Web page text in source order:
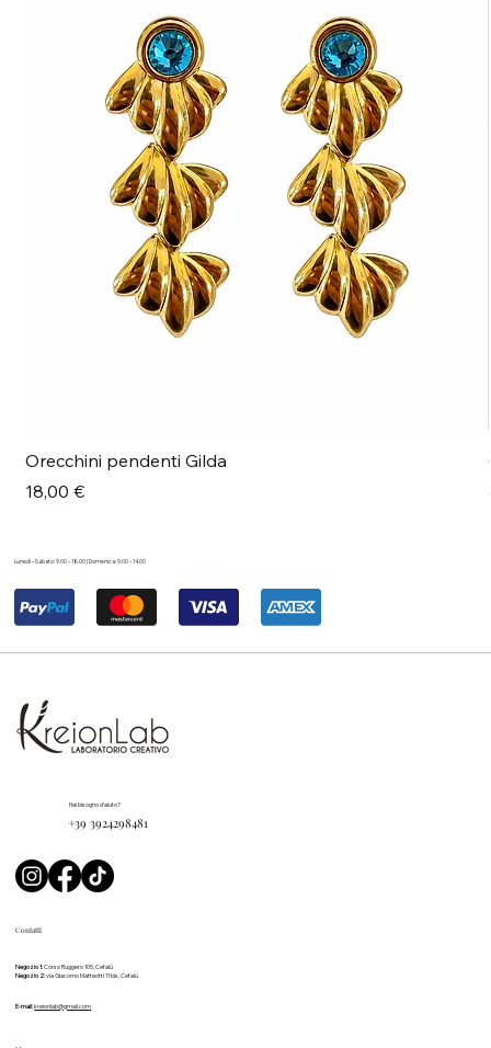
Orecchini pendenti Gilda
Prezzo
18,00 €
Contatti
Negozio 1:Corso Ruggero 105, Cefalù
Negozio 2:via Giacomo Matteotti 11 bis, Cefalù
E-mail: kreionlab@gmail.com
Hai bisogno d'aiuto?
+39 3924298481
Lunedì – Sabato: 9.00 – 18.00 | Domenica: 9.00 – 14.00